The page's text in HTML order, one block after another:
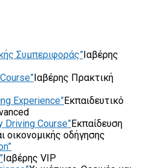
Συμπεριφοράς”Ιαβέρης
Ιαβέρης Πρακτική
Experience”Εκπαιδευτικό
Driving Course”Εκπαίδευση
οικονομικής οδήγησης
Ιαβέρης VIP